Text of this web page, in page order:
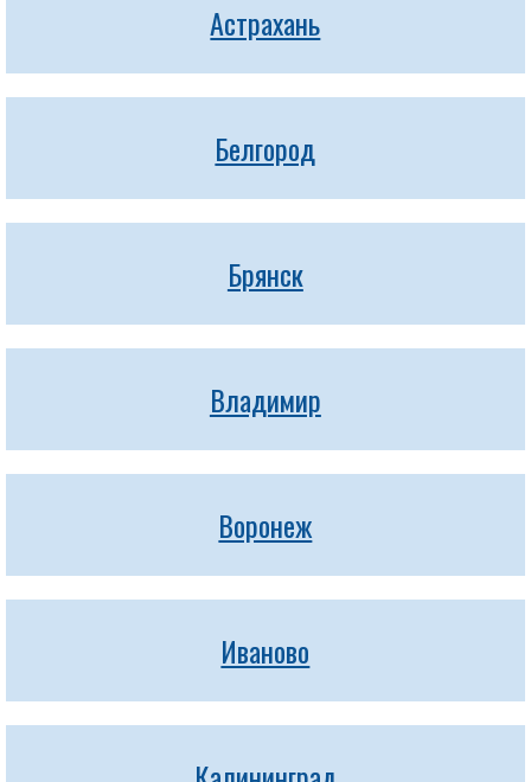
Астрахань
Белгород
Брянск
Владимир
Воронеж
Иваново